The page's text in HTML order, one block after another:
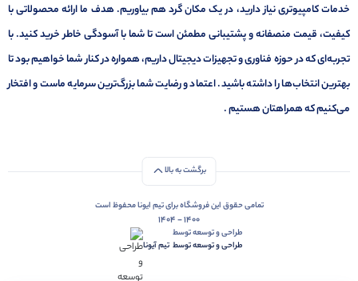
خدمات کامپیوتری نیاز دارید، در یک مکان گرد هم بیاوریم. هدف ما ارائه محصولاتی با
کیفیت، قیمت منصفانه و پشتیبانی مطمئن است تا شما با آسودگی خاطر خرید کنید. با
تجربه‌ای که در حوزه فناوری و تجهیزات دیجیتال داریم، همواره در کنار شما خواهیم بود تا
بهترین انتخاب‌ها را داشته باشید. اعتماد و رضایت شما بزرگ‌ترین سرمایه ماست و افتخار
می‌کنیم که همراهتان هستیم .
برگشت به بالا
تمامی حقوق این فروشگاه برای تیم ایونا محفوظ است
1400 - 1404
طراحی و توسعه توسط
طراحی و توسعه توسط‌ ‌ ‌تیم آیونا